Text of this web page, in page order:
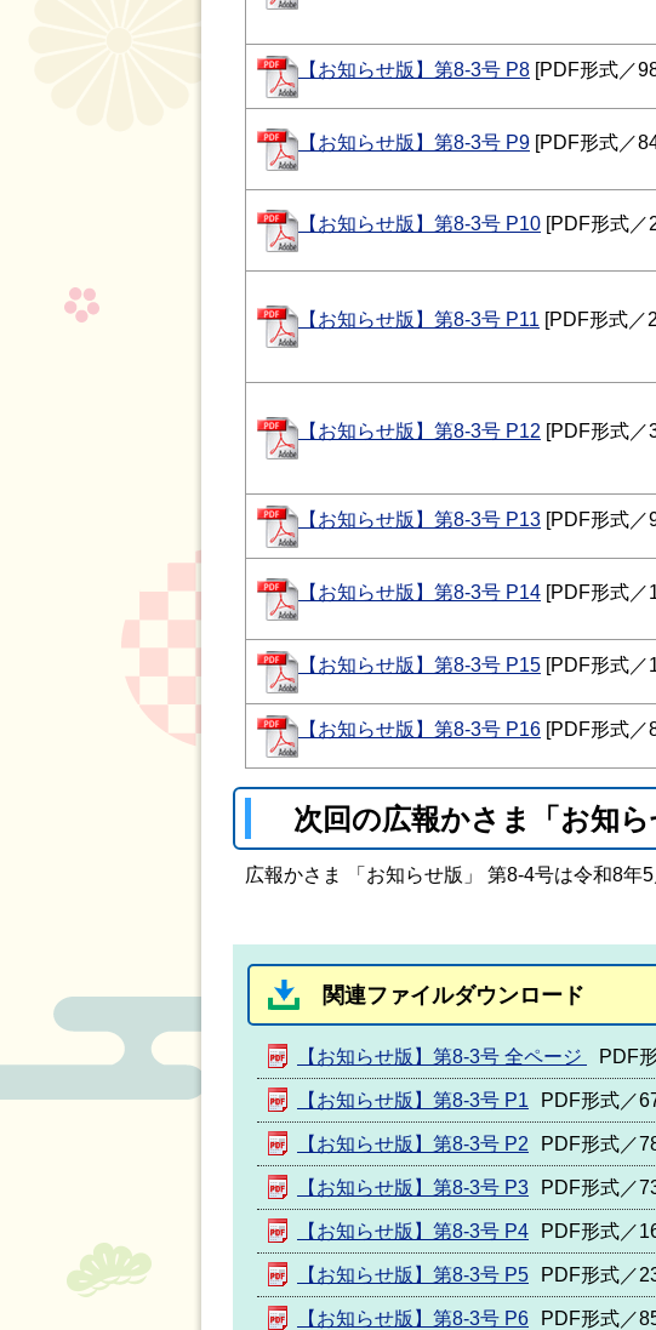
【お知らせ版】第8-3号 P8 [PDF形式／
【お知らせ版】第8-3号 P9 [PDF形式／
【お知らせ版】第8-3号 P10 [PDF形式／
【お知らせ版】第8-3号 P11 [PDF形式／
【お知らせ版】第8-3号 P12 [PDF形式／
【お知らせ版】第8-3号 P13 [PDF形式／
【お知らせ版】第8-3号 P14 [PDF形式／
【お知らせ版】第8-3号 P15 [PDF形式／
【お知らせ版】第8-3号 P16 [PDF形式／
次回の広報かさま「お知ら
広報かさま 「お知らせ版」 第8-4号は令和8年
関連ファイルダウンロード
【お知らせ版】第8-3号 全ページ PDF
【お知らせ版】第8-3号 P1 PDF形式／
【お知らせ版】第8-3号 P2 PDF形式／
【お知らせ版】第8-3号 P3 PDF形式／
【お知らせ版】第8-3号 P4 PDF形式／
【お知らせ版】第8-3号 P5 PDF形式／
【お知らせ版】第8-3号 P6 PDF形式／